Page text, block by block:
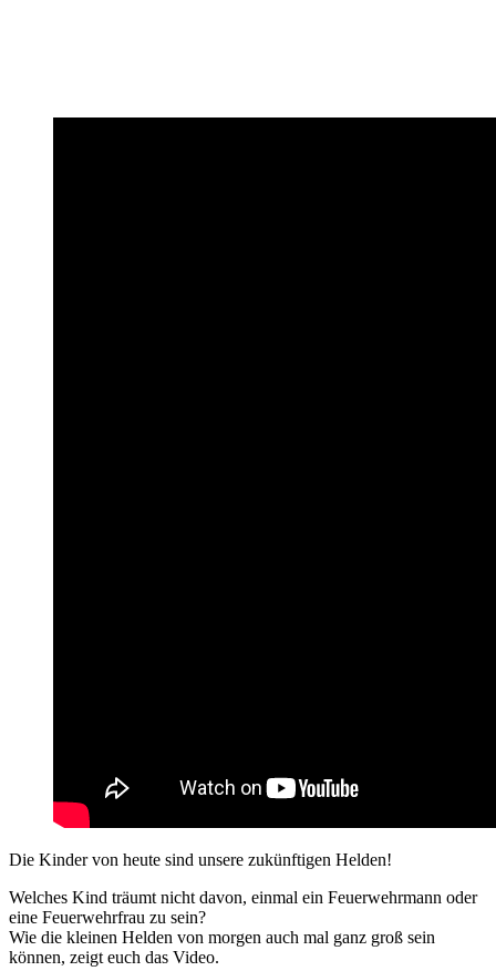
Die Kinder von heute sind unsere zukünftigen Helden!
Welches Kind träumt nicht davon, einmal ein Feuerwehrmann oder
eine Feuerwehrfrau zu sein?
Wie die kleinen Helden von morgen auch mal ganz groß sein
können, zeigt euch das Video.